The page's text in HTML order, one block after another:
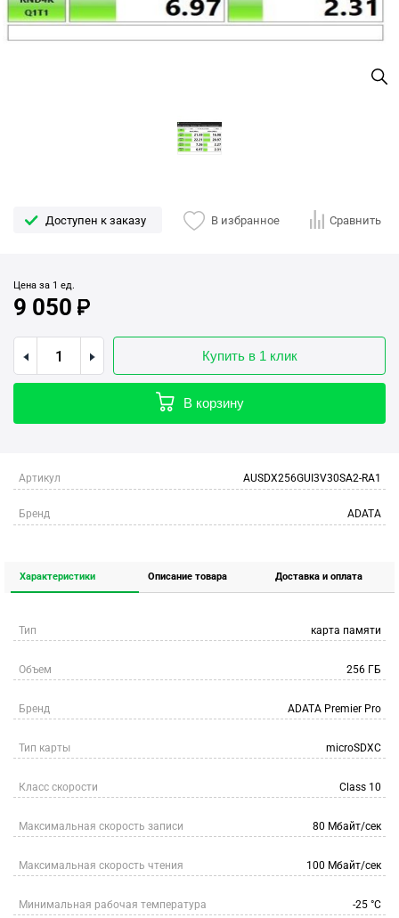
Доступен к заказу В избранное Сравнить
Цена за 1 ед.
9 050
Купить в 1 клик
В корзину
Артикул AUSDX256GUI3V30SA2-RA1
Бренд ADATA
Характеристики Описание товара Доставка и оплата
Тип карта памяти
Объем 256 ГБ
Бренд ADATA Premier Pro
Тип карты microSDXC
Класс скорости Class 10
Максимальная скорость записи 80 Мбайт/сек
Максимальная скорость чтения 100 Мбайт/сек
Минимальная рабочая температура -25 °C